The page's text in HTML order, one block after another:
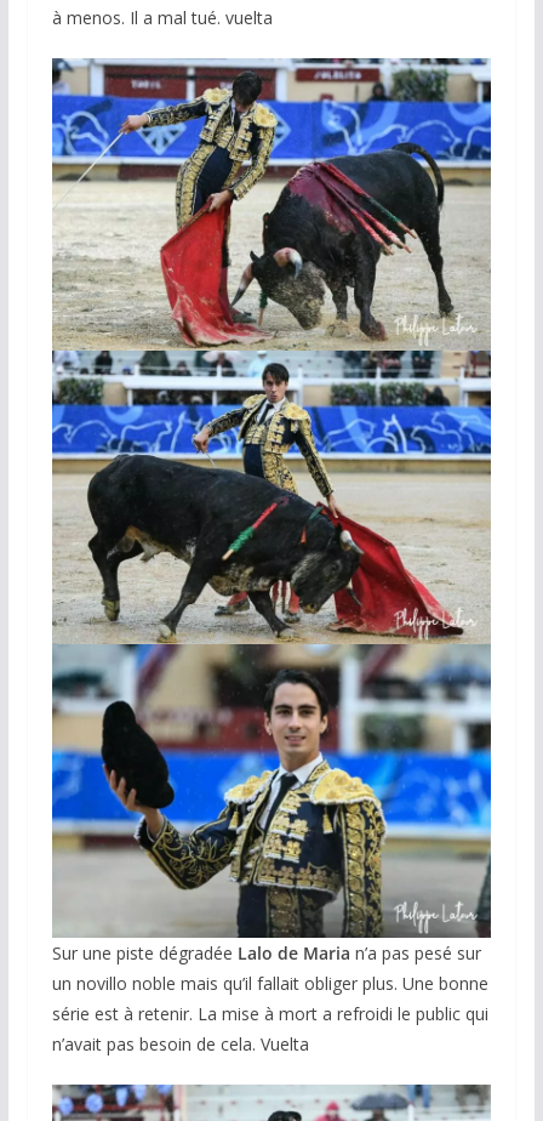
à menos. Il a mal tué. vuelta
Sur une piste dégradée Lalo de Maria n’a pas pesé sur
un novillo noble mais qu’il fallait obliger plus. Une bonne
série est à retenir. La mise à mort a refroidi le public qui
n’avait pas besoin de cela. Vuelta